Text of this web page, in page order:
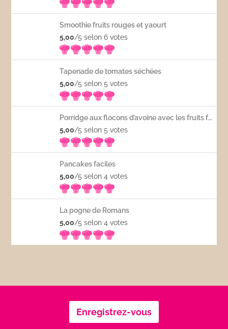
Smoothie fruits rouges et yaourt
5,00/5 selon 6votes
Tapenade de tomates séchées
5,00/5 selon 5votes
Porridge aux flocons d’avoine avec les fruits frais
5,00/5 selon 5votes
Pancakes faciles
5,00/5 selon 4votes
La pogne de Romans
5,00/5 selon 4votes
Enregistrez-vous